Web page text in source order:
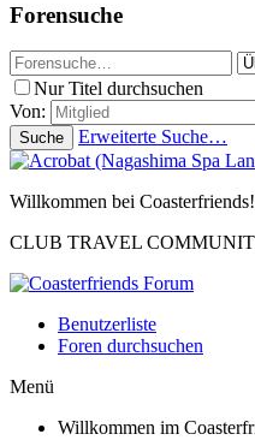
Forensuche
Nur Titel durchsuchen
Von:
Suche Erweiterte Suche…
Willkommen bei Coasterfriends!
CLUB TRAVEL
Benutzerliste
Foren durchsuchen
Menü
Willkommen im